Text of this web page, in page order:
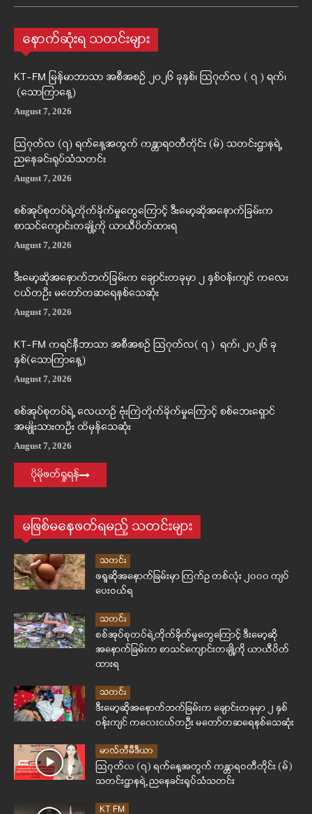
နောက်ဆုံးရ သတင်းများ
KT-FM မြန်မာဘာသာ အစီအစဉ် ၂၀၂၆ ခုနှစ်၊ ဩဂုတ်လ ( ၇ ) ရက်၊
(သောကြာနေ့)
August 7, 2026
ဩဂုတ်လ (၇) ရက်နေ့အတွက် ကန္တာရဝတီတိုင်း (မ်) သတင်းဌာနရဲ့
ညနေခင်းရုပ်သံသတင်း
August 7, 2026
စစ်အုပ်စုတပ်ရဲ့တိုက်ခိုက်မှုတွေကြောင့် ဒီးမော့ဆိုအနောက်ခြမ်းက
စာသင်ကျောင်းတချို့ကို ယာယီပိတ်ထားရ
August 7, 2026
ဒီးမော့ဆိုအနောက်ဘက်ခြမ်းက ချောင်းတခုမှာ ၂ နှစ်ဝန်းကျင် ကလေး
ငယ်တဦး မတော်တဆရေနစ်သေဆုံး
August 7, 2026
KT-FM ကရင်နီဘာသာ အစီအစဉ် ဩဂုတ်လ( ၇ ) ရက်၊ ၂၀၂၆ ခု
နှစ်(သောကြာနေ့)
August 7, 2026
စစ်အုပ်စုတပ်ရဲ့ လေယာဉ် ဗုံးကြဲတိုက်ခိုက်မှုကြောင့် စစ်ဘေးရှောင်
အမျိုးသားတဦး ထိမှန်သေဆုံး
August 7, 2026
ပိုမိုဖတ်ရှုရန်
မဖြစ်မနေဖတ်ရမည့် သတင်းများ
သတင်း
ဖရူဆိုအနောက်ခြမ်းမှာ ကြက်ဥ တစ်လုံး ၂၀၀၀ ကျပ်
ပေးဝယ်ရ
သတင်း
စစ်အုပ်စုတပ်ရဲ့တိုက်ခိုက်မှုတွေကြောင့် ဒီးမော့ဆို
အနောက်ခြမ်းက စာသင်ကျောင်းတချို့ကို ယာယီပိတ်
ထားရ
သတင်း
ဒီးမော့ဆိုအနောက်ဘက်ခြမ်းက ချောင်းတခုမှာ ၂ နှစ်
ဝန်းကျင် ကလေးငယ်တဦး မတော်တဆရေနစ်သေဆုံး
မာလ်တီမီဒီယာ
ဩဂုတ်လ (၇) ရက်နေ့အတွက် ကန္တာရဝတီတိုင်း (မ်)
သတင်းဌာနရဲ့ ညနေခင်းရုပ်သံသတင်း
KT FM